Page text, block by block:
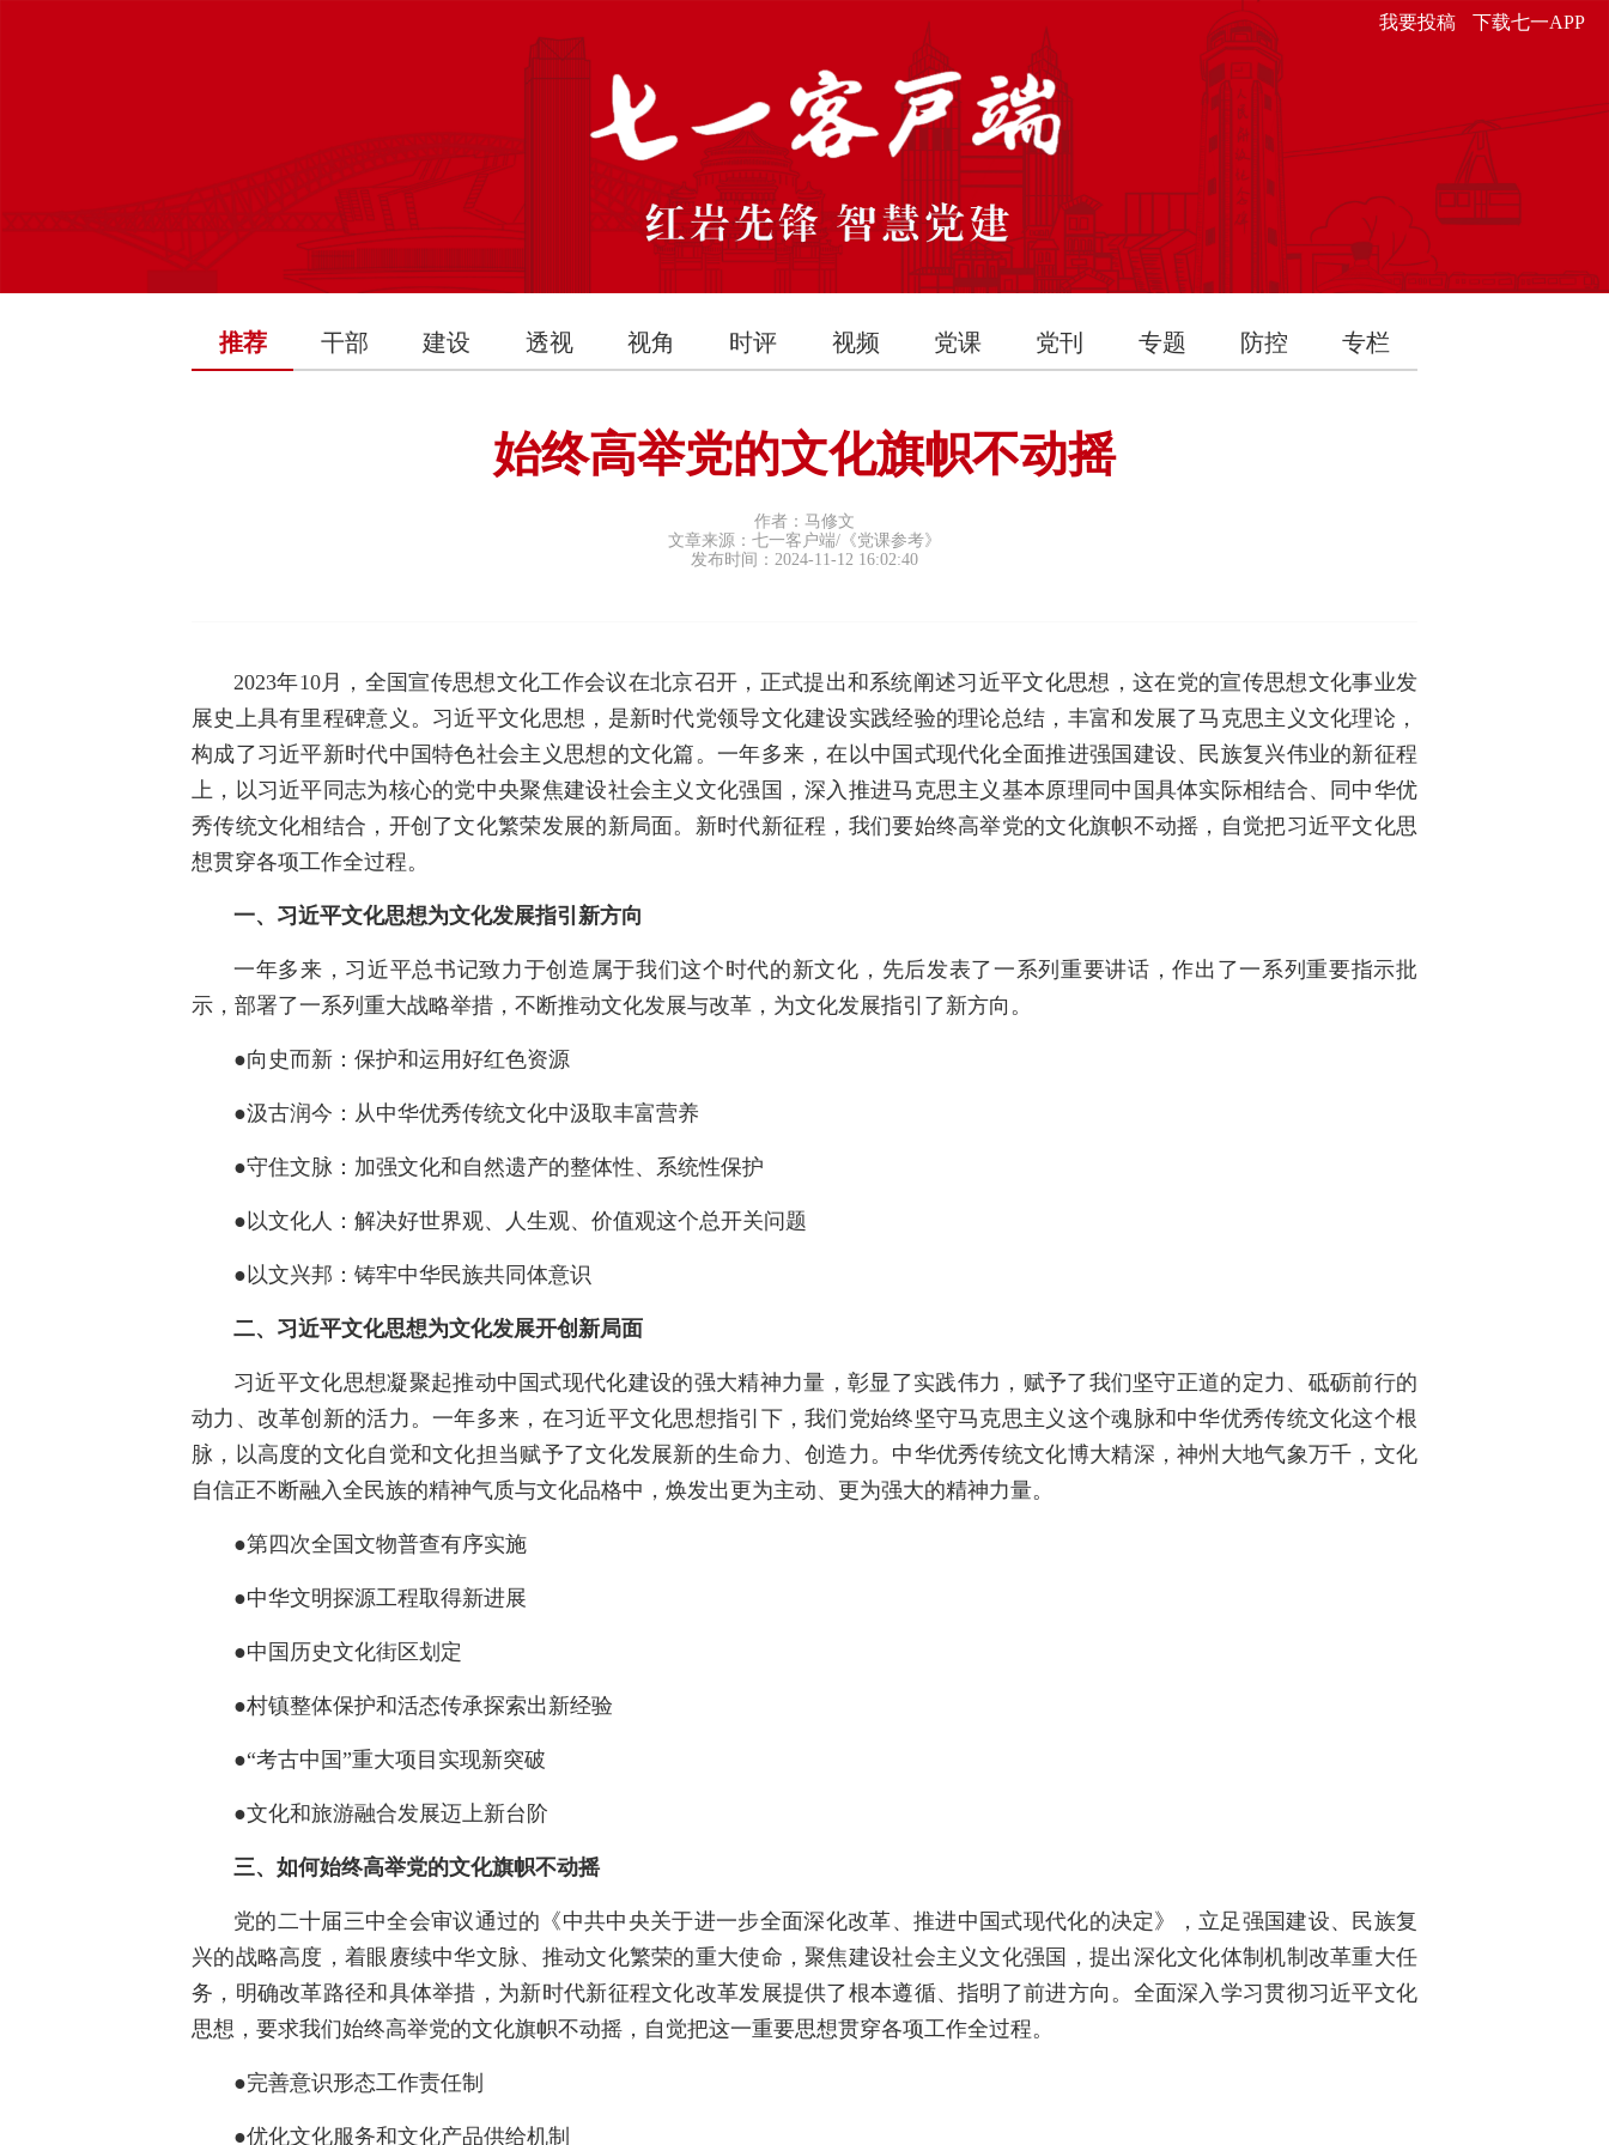
我要投稿 下载七一APP
推荐 干部 建设 透视 视角 时评 视频 党课 党刊 专题 防控 专栏
始终高举党的文化旗帜不动摇
作者：马修文
文章来源：七一客户端/《党课参考》
发布时间：2024-11-12 16:02:40
2023年10月，全国宣传思想文化工作会议在北京召开，正式提出和系统阐述习近平文化思想，这在党的宣传思想文化事业发
展史上具有里程碑意义。习近平文化思想，是新时代党领导文化建设实践经验的理论总结，丰富和发展了马克思主义文化理论，
构成了习近平新时代中国特色社会主义思想的文化篇。一年多来，在以中国式现代化全面推进强国建设、民族复兴伟业的新征程
上，以习近平同志为核心的党中央聚焦建设社会主义文化强国，深入推进马克思主义基本原理同中国具体实际相结合、同中华优
秀传统文化相结合，开创了文化繁荣发展的新局面。新时代新征程，我们要始终高举党的文化旗帜不动摇，自觉把习近平文化思
想贯穿各项工作全过程。
一、习近平文化思想为文化发展指引新方向
一年多来，习近平总书记致力于创造属于我们这个时代的新文化，先后发表了一系列重要讲话，作出了一系列重要指示批
示，部署了一系列重大战略举措，不断推动文化发展与改革，为文化发展指引了新方向。
●向史而新：保护和运用好红色资源
●汲古润今：从中华优秀传统文化中汲取丰富营养
●守住文脉：加强文化和自然遗产的整体性、系统性保护
●以文化人：解决好世界观、人生观、价值观这个总开关问题
●以文兴邦：铸牢中华民族共同体意识
二、习近平文化思想为文化发展开创新局面
习近平文化思想凝聚起推动中国式现代化建设的强大精神力量，彰显了实践伟力，赋予了我们坚守正道的定力、砥砺前行的
动力、改革创新的活力。一年多来，在习近平文化思想指引下，我们党始终坚守马克思主义这个魂脉和中华优秀传统文化这个根
脉，以高度的文化自觉和文化担当赋予了文化发展新的生命力、创造力。中华优秀传统文化博大精深，神州大地气象万千，文化
自信正不断融入全民族的精神气质与文化品格中，焕发出更为主动、更为强大的精神力量。
●第四次全国文物普查有序实施
●中华文明探源工程取得新进展
●中国历史文化街区划定
●村镇整体保护和活态传承探索出新经验
●“考古中国”重大项目实现新突破
●文化和旅游融合发展迈上新台阶
三、如何始终高举党的文化旗帜不动摇
党的二十届三中全会审议通过的《中共中央关于进一步全面深化改革、推进中国式现代化的决定》，立足强国建设、民族复
兴的战略高度，着眼赓续中华文脉、推动文化繁荣的重大使命，聚焦建设社会主义文化强国，提出深化文化体制机制改革重大任
务，明确改革路径和具体举措，为新时代新征程文化改革发展提供了根本遵循、指明了前进方向。全面深入学习贯彻习近平文化
思想，要求我们始终高举党的文化旗帜不动摇，自觉把这一重要思想贯穿各项工作全过程。
●完善意识形态工作责任制
●优化文化服务和文化产品供给机制